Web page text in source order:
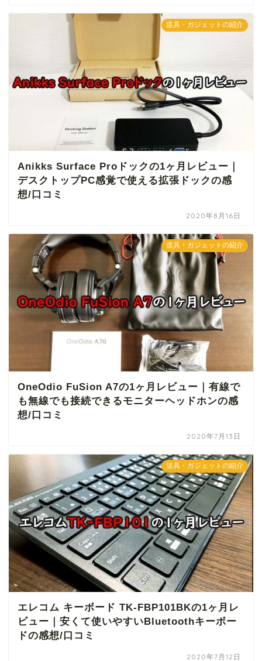
道具・ガジェットの紹介
Anikks Surface Proドックの1ヶ月レビュー｜
デスクトップPC感覚で使える拡張ドックの感
想/口コミ
2020年8月16日
道具・ガジェットの紹介
OneOdio FuSion A7の1ヶ月レビュー｜有線で
も無線でも接続できるモニターヘッドホンの感
想/口コミ
2020年7月13日
道具・ガジェットの紹介
エレコム キーボード TK-FBP101BKの1ヶ月レ
ビュー｜安くて使いやすいBluetoothキーボー
ドの感想/口コミ
2020年7月12日